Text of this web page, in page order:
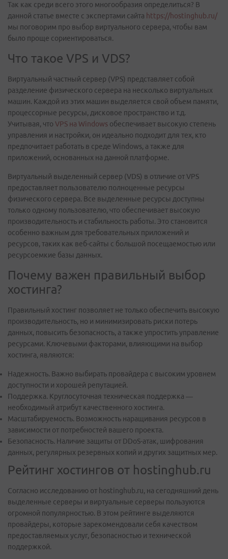
Так как среди всего этого многообразия определиться? В
данной статье вместе с экспертами сайта https://hostinghub.ru/
мы поговорим про выбор виртуального сервера, чтобы вам
было проще сориентироваться.
Что такое VPS и VDS?
Виртуальный частный сервер (VPS) представляет собой
разделение физического сервера на несколько виртуальных
машин. Каждой из этих машин выделяется свой объем памяти,
процессорные ресурсы, дисковое пространство и т.д.
Учитывая, что VPS на Windows обеспечивает высокую степень
управления и настройки, он идеально подходит для тех, кто
предпочитает работать в среде Windows, а также для
приложений, основанных на данной платформе.
Виртуальный выделенный сервер (VDS) в отличие от VPS
предоставляет пользователю полноценные ресурсы
физического сервера. Все выделенные ресурсы доступны
только одному пользователю, что обеспечивает высокую
производительность и стабильность работы. Это становится
особенно важным для требовательных приложений и
ресурсов, таких как веб-сайты с большой посещаемостью или
ресурсоемкие базы данных.
Почему важен правильный выбор
хостинга?
Правильный хостинг позволяет не только обеспечить высокую
производительность, но и минимизировать риски потерь
данных, повысить безопасность, а также упростить управление
ресурсами. Ключевыми факторами, влияющими на выбор
хостинга, являются:
Надежность. Важно выбирать провайдера с высоким уровнем
доступности и хорошей репутацией.
Поддержка. Круглосуточная техническая поддержка —
необходимый атрибут качественного хостинга.
Масштабируемость. Возможность наращивания ресурсов в
зависимости от потребностей вашего проекта.
Безопасность. Наличие защиты от DDoS-атак, шифрования
данных, регулярных резервных копий и других защитных мер.
Рейтинг хостингов от hostinghub.ru
Согласно исследованию от hostinghub.ru, на сегодняшний день
выделенные серверы и виртуальные серверы пользуются
огромной популярностью. В этом рейтинге выделяются
провайдеры, которые зарекомендовали себя качеством
предоставляемых услуг, безопасностью и технической
поддержкой.